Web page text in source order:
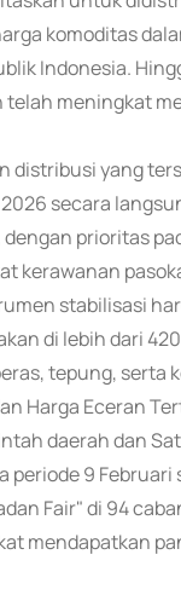
komoditas
Indonesia.
telah meningkat
yang
secara
prioritas
kerawanan
stabilisasi
di lebih dari
tepung, serta
Harga Eceran
daerah dan
9 Februari
Fair" di 94
mendapatkan